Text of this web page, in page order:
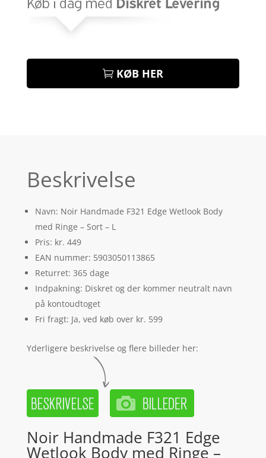
KØB HER
Beskrivelse
Navn: Noir Handmade F321 Edge Wetlook Body
med Ringe – Sort – L
Pris: kr. 449
EAN nummer: 5903050113865
Returret: 365 dage
Indpakning: Diskret og der kommer neutralt navn
på kontoudtoget
Fri fragt: Ja, ved køb over kr. 599
Yderligere beskrivelse og flere billeder her:
Noir Handmade F321 Edge
Wetlook Body med Ringe –